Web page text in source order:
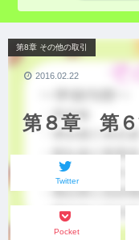
第８章 第
第8章 その他の取引
Twitter
Pocket
2016.02.22